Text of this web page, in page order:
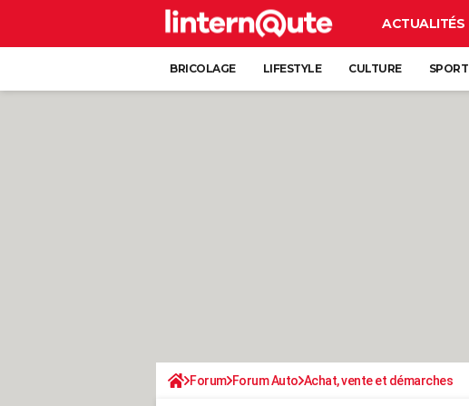
ACTUALITÉS
BRICOLAGE LIFESTYLE CULTURE SPORT
Forum Forum Auto Achat, vente et démarches